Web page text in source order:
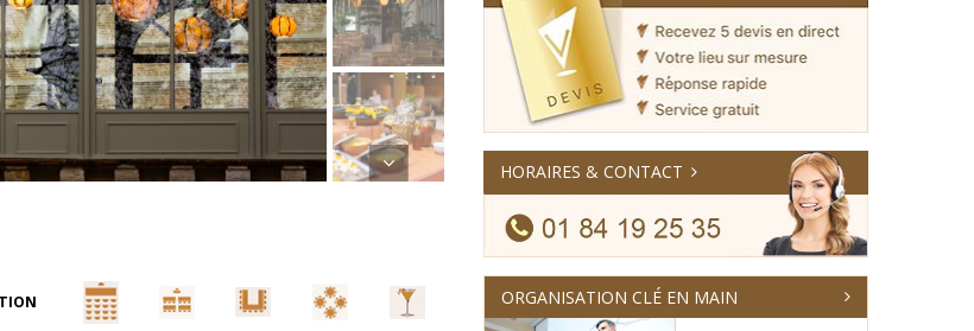
HORAIRES & CONTACT
ORGANISATION CLÉ EN MAIN